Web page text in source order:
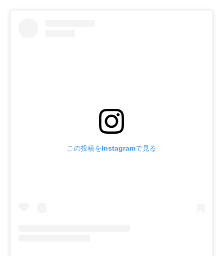
この投稿をInstagramで見る